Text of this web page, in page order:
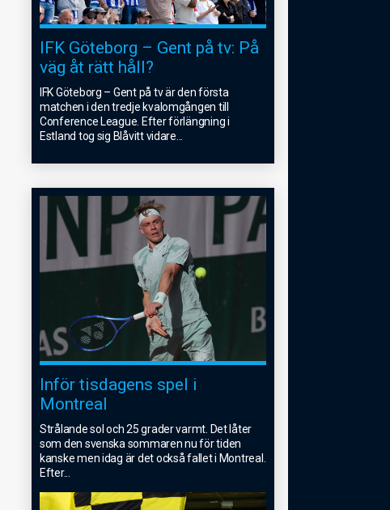
IFK Göteborg – Gent på tv: På
väg åt rätt håll?
IFK Göteborg – Gent på tv är den första
matchen i den tredje kvalomgången till
Conference League. Efter förlängning i
Estland tog sig Blåvitt vidare
Inför tisdagens spel i
Montreal
Strålande sol och 25 grader varmt. Det låter
som den svenska sommaren nu för tiden
kanske men idag är det också fallet i Montreal.
Efter...